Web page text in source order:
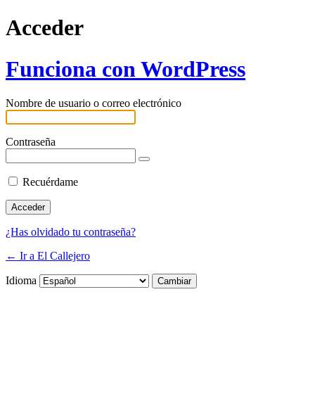
Acceder
Funciona con WordPress
Nombre de usuario o correo electrónico
Contraseña
Recuérdame
¿Has olvidado tu contraseña?
← Ir a El Callejero
Idioma